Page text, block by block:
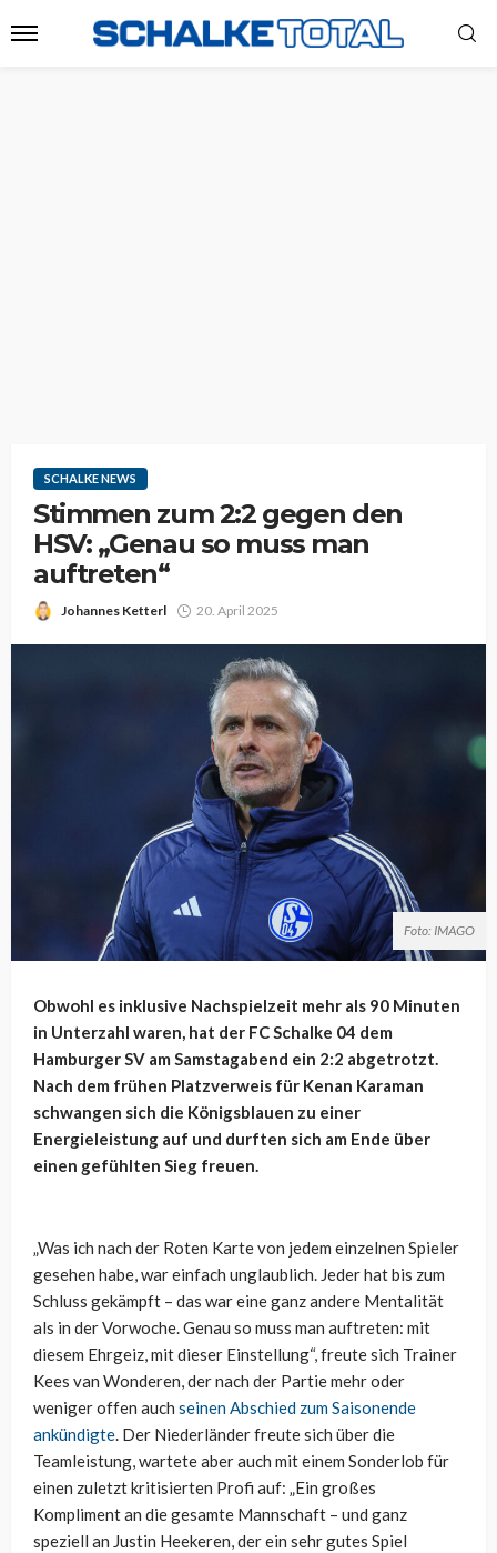
SCHALKE NEWS
Stimmen zum 2:2 gegen den
HSV: „Genau so muss man
auftreten“
Johannes Ketterl 20. April 2025
Foto: IMAGO
Obwohl es inklusive Nachspielzeit mehr als 90 Minuten
in Unterzahl waren, hat der FC Schalke 04 dem
Hamburger SV am Samstagabend ein 2:2 abgetrotzt.
Nach dem frühen Platzverweis für Kenan Karaman
schwangen sich die Königsblauen zu einer
Energieleistung auf und durften sich am Ende über
einen gefühlten Sieg freuen.
„Was ich nach der Roten Karte von jedem einzelnen Spieler
gesehen habe, war einfach unglaublich. Jeder hat bis zum
Schluss gekämpft – das war eine ganz andere Mentalität
als in der Vorwoche. Genau so muss man auftreten: mit
diesem Ehrgeiz, mit dieser Einstellung“, freute sich Trainer
Kees van Wonderen, der nach der Partie mehr oder
weniger offen auch seinen Abschied zum Saisonende
ankündigte. Der Niederländer freute sich über die
Teamleistung, wartete aber auch mit einem Sonderlob für
einen zuletzt kritisierten Profi auf: „Ein großes
Kompliment an die gesamte Mannschaft – und ganz
speziell an Justin Heekeren, der ein sehr gutes Spiel